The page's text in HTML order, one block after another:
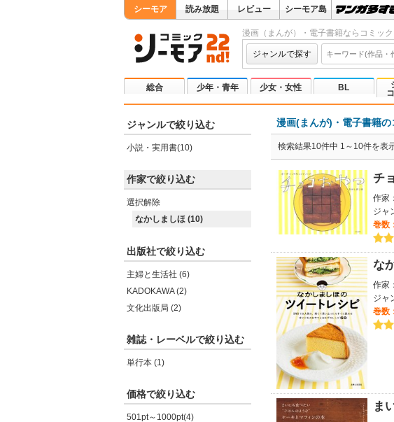
シーモア 読み放題 レビュー シーモア島
漫画（まんが）・電子書籍ならコミック
ジャンルで探す
総合 少年・青年 少女・女性 BL
ジャンルで絞り込む
小説・実用書(10)
作家で絞り込む
選択解除
なかしましほ (10)
出版社で絞り込む
主婦と生活社 (6)
KADOKAWA (2)
文化出版局 (2)
雑誌・レーベルで絞り込む
単行本 (1)
価格で絞り込む
501pt～1000pt(4)
漫画(まんが)・電子書籍
検索結果10件中 1～10件を表
チ
作家
ジャ
巻数
な
作家
ジャ
巻数
ま